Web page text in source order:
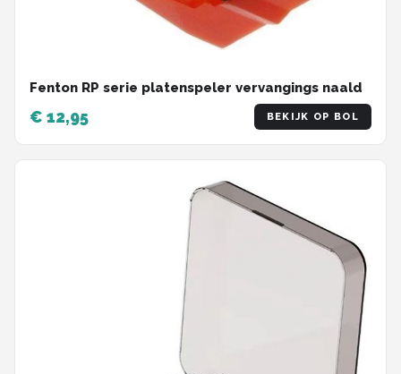
Fenton RP serie platenspeler vervangings naald
€ 12,95 BEKIJK OP BOL